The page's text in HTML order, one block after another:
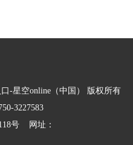
-星空online（中国） 版权所有
3227583
号 网址：